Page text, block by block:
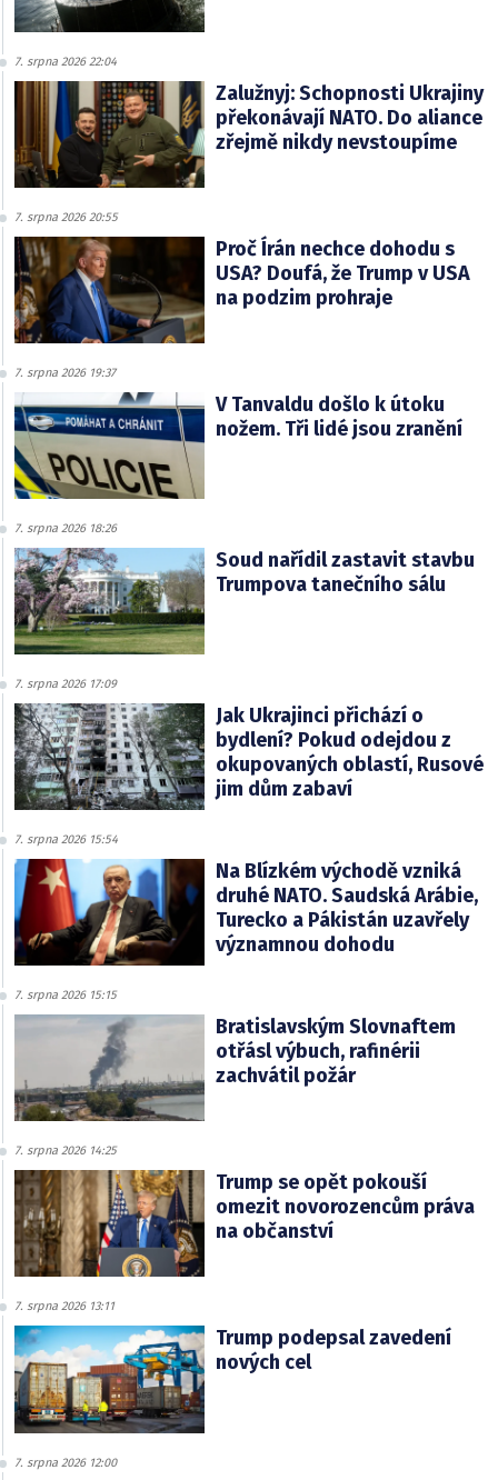
7. srpna 2026 22:04
Zalužnyj: Schopnosti Ukrajiny
překonávají NATO. Do aliance
zřejmě nikdy nevstoupíme
7. srpna 2026 20:55
Proč Írán nechce dohodu s
USA? Doufá, že Trump v USA
na podzim prohraje
7. srpna 2026 19:37
V Tanvaldu došlo k útoku
nožem. Tři lidé jsou zranění
7. srpna 2026 18:26
Soud nařídil zastavit stavbu
Trumpova tanečního sálu
7. srpna 2026 17:09
Jak Ukrajinci přichází o
bydlení? Pokud odejdou z
okupovaných oblastí, Rusové
jim dům zabaví
7. srpna 2026 15:54
Na Blízkém východě vzniká
druhé NATO. Saudská Arábie,
Turecko a Pákistán uzavřely
významnou dohodu
7. srpna 2026 15:15
Bratislavským Slovnaftem
otřásl výbuch, rafinérii
zachvátil požár
7. srpna 2026 14:25
Trump se opět pokouší
omezit novorozencům práva
na občanství
7. srpna 2026 13:11
Trump podepsal zavedení
nových cel
7. srpna 2026 12:00